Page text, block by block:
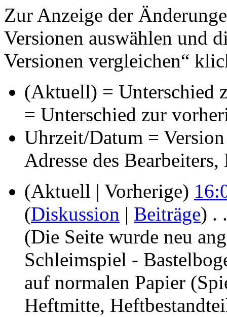
Zur Anzeige der
Versionen auswählen und
Versionen vergleichen“
(Aktuell) = Unterschied
= Unterschied zur
Uhrzeit/Datum =
Adresse des
(Aktuell | Vorherige)
(Diskussion | Beiträge) . .
(Die Seite wurde neu
Schleimspiel -
auf normalen Papier
Heftmitte,